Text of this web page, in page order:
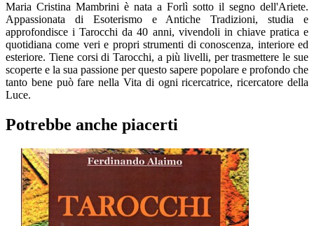
Maria Cristina Mambrini è nata a Forlì sotto il segno dell'Ariete.
Appassionata di Esoterismo e Antiche Tradizioni, studia e
approfondisce i Tarocchi da 40 anni, vivendoli in chiave pratica e
quotidiana come veri e propri strumenti di conoscenza, interiore ed
esteriore. Tiene corsi di Tarocchi, a più livelli, per trasmettere le sue
scoperte e la sua passione per questo sapere popolare e profondo che
tanto bene può fare nella Vita di ogni ricercatrice, ricercatore della
Luce.
Potrebbe anche piacerti